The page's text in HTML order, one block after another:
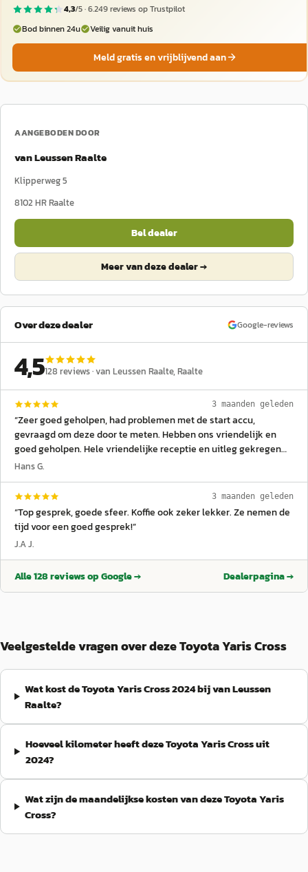
4,3/5 ·6.249reviews op Trustpilot
Bod binnen 24u
Veilig vanuit huis
Meld gratis en vrijblijvend aan
AANGEBODEN DOOR
van Leussen Raalte
Klipperweg 5
8102 HRRaalte
Bel dealer
Meer van deze dealer →
Over deze dealer Google-reviews
4,5128 reviews ·van Leussen Raalte, Raalte
3 maanden geleden
“Zeer goed geholpen, had problemen met de start accu,
gevraagd om deze door te meten. Hebben ons vriendelijk en
goed geholpen. Hele vriendelijke receptie en uitleg gekregen
door de werkplaats medewerker.
Hans G.
3 maanden geleden
“Top gesprek, goede sfeer. Koffie ook zeker lekker. Ze nemen de
tijd voor een goed gesprek!”
J.A J.
Alle128reviews op Google → Dealerpagina →
Veelgestelde vragen over deze Toyota Yaris Cross
Wat kost de Toyota Yaris Cross 2024 bij van Leussen
Raalte?
Hoeveel kilometer heeft deze Toyota Yaris Cross uit
2024?
Wat zijn de maandelijkse kosten van deze Toyota Yaris
Cross?